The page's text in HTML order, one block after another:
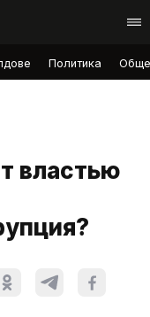
Политика
властью